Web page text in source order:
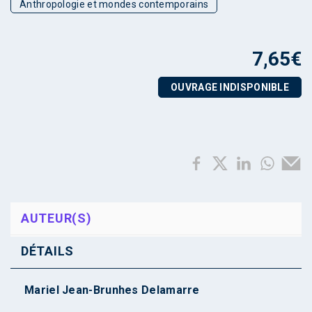
Anthropologie et mondes contemporains
7,65€
OUVRAGE INDISPONIBLE
AUTEUR(S)
DÉTAILS
Mariel Jean-Brunhes Delamarre